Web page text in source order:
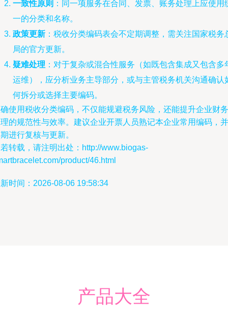
一致性原则 ：同一项服务在合同、发票、账务处理上应使用
一的分类和名称。
政策更新 ：税收分类编码表会不定期调整，需关注国家税务
局的官方更新。
疑难处理 ：对于复杂或混合性服务（如既包含集成又包含多
运维），应分析业务主导部分，或与主管税务机关沟通确认
何拆分或选择主要编码。
使用税收分类编码，不仅能规避税务风险，还能提升企业财务
的规范性与效率。建议企业开票人员熟记本企业常用编码，并
进行复核与更新。
转载，请注明出处：http://www.biogas-
product/46.html
时间：2026-08-06 19:58:34
产品大全